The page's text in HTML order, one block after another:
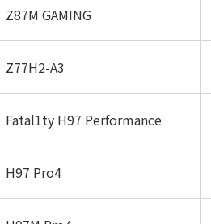
Z87M GAMING
Z77H2-A3
Fatal1ty H97 Performance
H97 Pro4